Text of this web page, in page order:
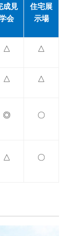
成見
会
住宅展
示場
△ △
△ △
◎ 〇
△ 〇